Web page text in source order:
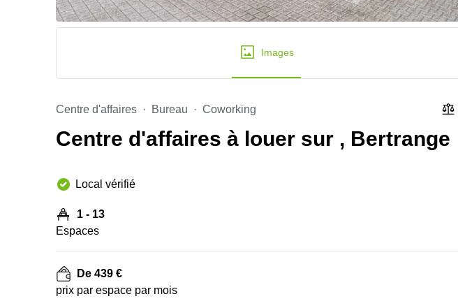
Images
Centre d'affaires Bureau Coworking
Centre d'affaires à louer sur , Bertrange
Local vérifié
1 - 13
Espaces
De 439 €
prix par espace par mois